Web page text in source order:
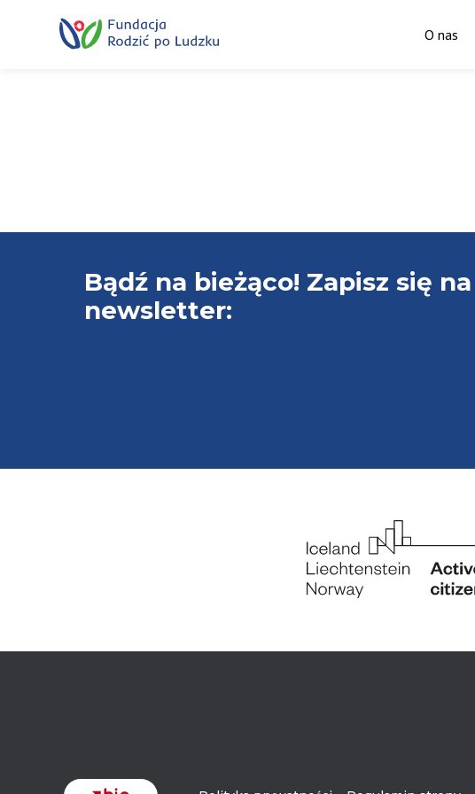
O nas
Bądź na bieżąco! Zapisz się na
newsletter: